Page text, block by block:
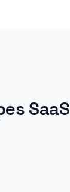
SaaS